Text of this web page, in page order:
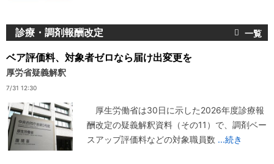
診療・調剤報酬改定
ベア評価料、対象者ゼロなら届け出変更を
厚労省疑義解釈
7/31 12:30
厚生労働省は30日に示した2026年度診療報
酬改定の疑義解釈資料（その11）で、調剤ベー
スアップ評価料などの対象職員数 ...続き